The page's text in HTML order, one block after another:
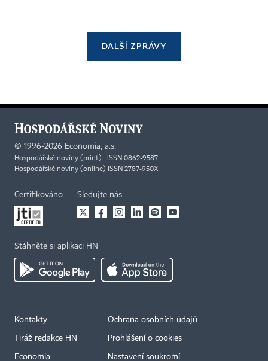
DALŠÍ ZPRÁVY
© 1996-2026 Economia, a.s.
Hospodářské noviny (print) ISSN 0862-9587
Hospodářské noviny (online) ISSN 2787-950X
Certifikováno Sledujte nás
Stáhněte si aplikaci HN
Kontakty
Tiráž redakce HN
Economia
Ochrana osobních údajů
Prohlášení o cookies
Nastavení soukromí